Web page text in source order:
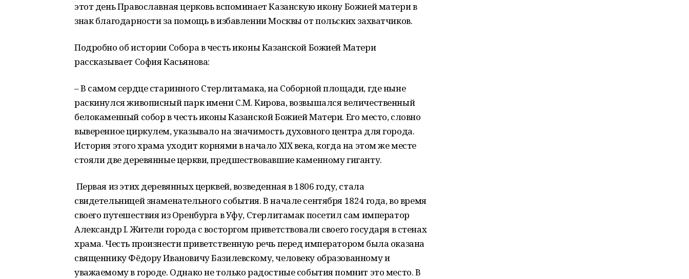
этот день Православная церковь вспоминает Казанскую икону Божией матери в
знак благодарности за помощь в избавлении Москвы от польских захватчиков.
Подробно об истории Собора в честь иконы Казанской Божией Матери
рассказывает София Касьянова:
– В самом сердце старинного Стерлитамака, на Соборной площади, где ныне
раскинулся живописный парк имени С.М. Кирова, возвышался величественный
белокаменный собор в честь иконы Казанской Божией Матери. Его место, словно
выверенное циркулем, указывало на значимость духовного центра для города.
История этого храма уходит корнями в начало XIX века, когда на этом же месте
стояли две деревянные церкви, предшествовавшие каменному гиганту.
Первая из этих деревянных церквей, возведенная в 1806 году, стала
свидетельницей знаменательного события. В начале сентября 1824 года, во время
своего путешествия из Оренбурга в Уфу, Стерлитамак посетил сам император
Александр I. Жители города с восторгом приветствовали своего государя в стенах
храма. Честь произнести приветственную речь перед императором была оказана
священнику Фёдору Ивановичу Базилевскому, человеку образованному и
уважаемому в городе. Однако не только радостные события помнит это место. В